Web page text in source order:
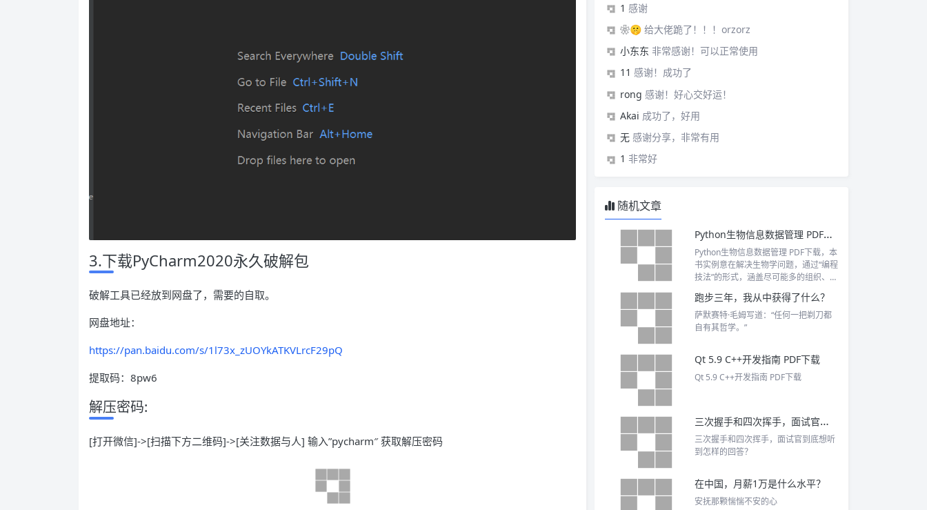
3.下载PyCharm2020永久破解包
破解工具已经放到网盘了，需要的自取。
网盘地址：
https://pan.baidu.com/s/1l73x_zUOYkATKVLrcF29pQ
提取码：8pw6
解压密码:
[打开微信]->[扫描下方二维码]->[关注数据与人] 输入”pycharm″ 获取解压密码
1 感谢
❀🤫 给大佬跪了！！！orzorz
小东东 非常感谢！可以正常使用
11 感谢！成功了
rong 感谢！好心交好运！
Akai 成功了，好用
无 感谢分享，非常有用
1 非常好
随机文章
Python生物信息数据管理 PDF下载
Python生物信息数据管理 PDF下载，本
书实例意在解决生物学问题，通过“编程
技法”的形式，涵盖尽可能多的组织、分
跑步三年，我从中获得了什么？
萨默赛特·毛姆写道：“任何一把剃刀都
自有其哲学。”
Qt 5.9 C++开发指南 PDF下载
Qt 5.9 C++开发指南 PDF下载
三次握手和四次挥手，面试官到底想听到怎样的回答？
三次握手和四次挥手，面试官到底想听
到怎样的回答？
在中国，月薪1万是什么水平？
安抚那颗惴惴不安的心